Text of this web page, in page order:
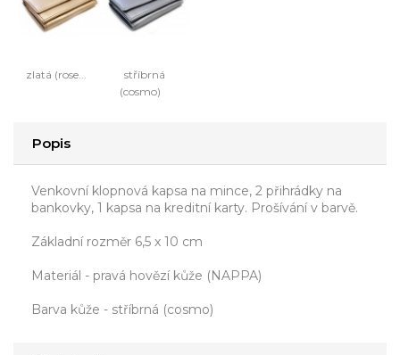
zlatá (rose...
stříbrná
(cosmo)
Popis
Venkovní klopnová kapsa na mince, 2 přihrádky na
bankovky, 1 kapsa na kreditní karty. Prošívání v barvě.
Základní rozměr 6,5 x 10 cm
Materiál - pravá hovězí kůže (NAPPA)
Barva kůže - stříbrná (cosmo)